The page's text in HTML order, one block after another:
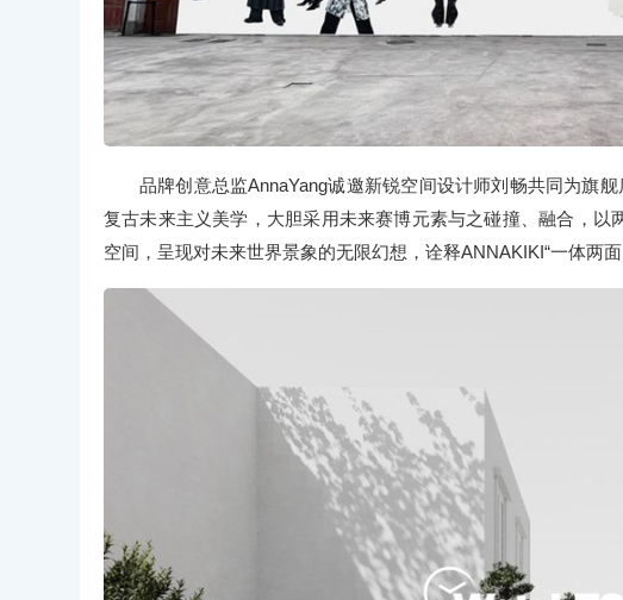
品牌创意总监AnnaYang诚邀新锐空间设计师刘畅共同为旗
复古未来主义美学，大胆采用未来赛博元素与之碰撞、融合，
空间，呈现对未来世界景象的无限幻想，诠释ANNAKIKI“一体两面